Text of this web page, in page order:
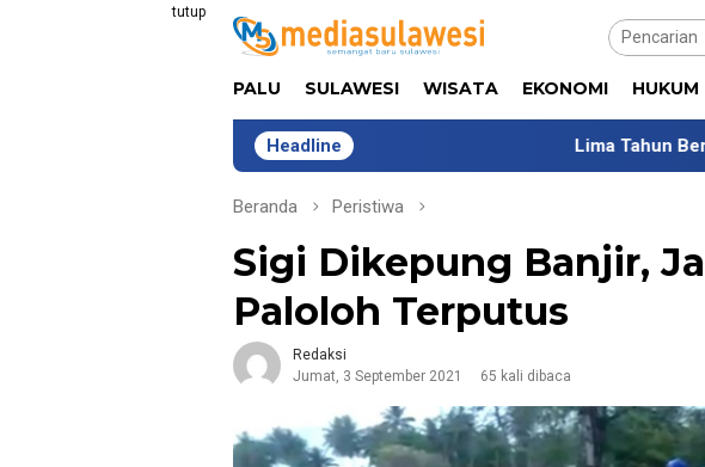
tutup
PALU SULAWESI WISATA EKONOMI HUKUM
Headline Lima Tahun Bersama COMIK,
Beranda Peristiwa
Sigi Dikepung Banjir,
Paloloh Terputus
Redaksi
Jumat, 3 September 2021
65 kali dibaca